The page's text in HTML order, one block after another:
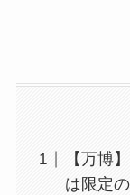
【万博
は限定